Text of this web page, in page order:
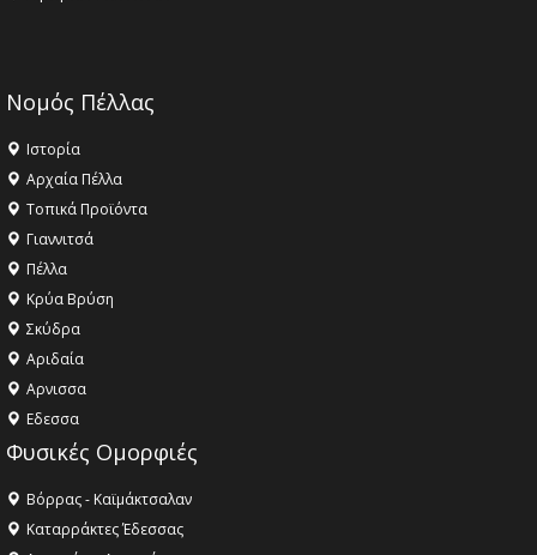
Νομός Πέλλας
Ιστορία
Αρχαία Πέλλα
Τοπικά Προϊόντα
Γιαννιτσά
Πέλλα
Κρύα Βρύση
Σκύδρα
Αριδαία
Aρνισσα
Eδεσσα
Φυσικές Ομορφιές
Βόρρας - Καϊμάκτσαλαν
Καταρράκτες Έδεσσας